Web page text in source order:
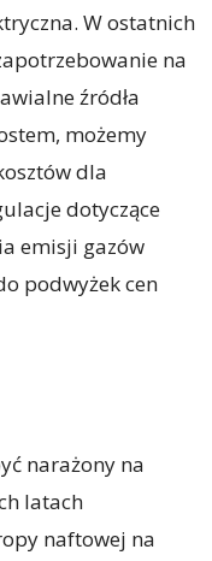
W ostatnich
na
źródła
możemy
dla
dotyczące
emisji gazów
podwyżek cen
narażony na
latach
naftowej na